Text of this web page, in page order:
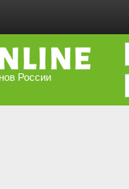
России